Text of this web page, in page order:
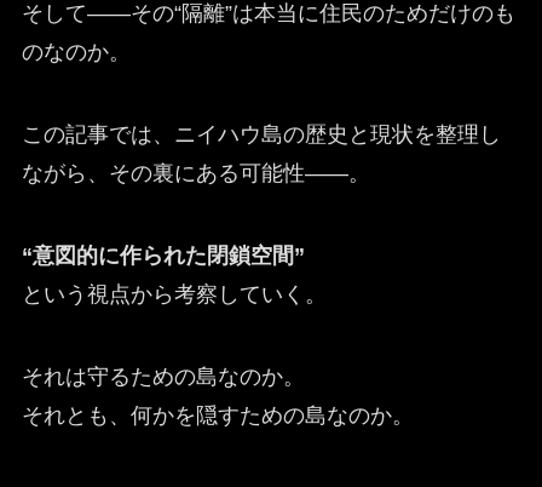
そして——その“隔離”は本当に住民のためだけのも
のなのか。
この記事では、ニイハウ島の歴史と現状を整理し
ながら、その裏にある可能性——。
“意図的に作られた閉鎖空間”
という視点から考察していく。
それは守るための島なのか。
それとも、何かを隠すための島なのか。